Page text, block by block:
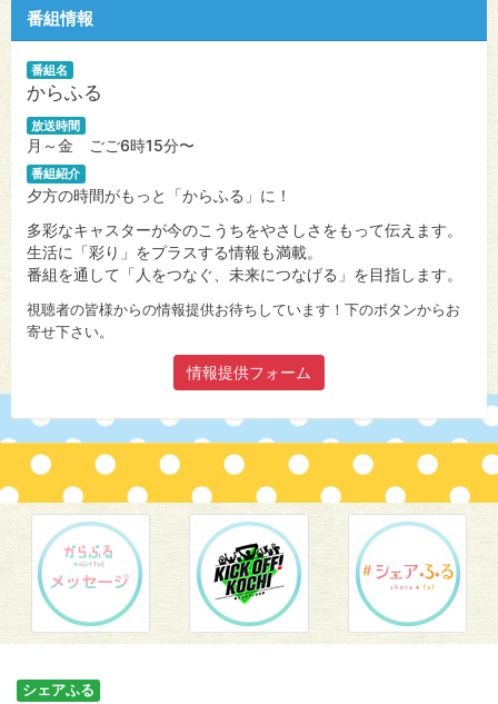
番組情報
番組名
からふる
放送時間
月～金 ごご6時15分〜
番組紹介
夕方の時間がもっと「からふる」に！
多彩なキャスターが今のこうちをやさしさをもって伝えます。
生活に「彩り」をプラスする情報も満載。
番組を通して「人をつなぐ、未来につなげる」を目指します。
視聴者の皆様からの情報提供お待ちしています！下のボタンからお
寄せ下さい。
情報提供フォーム
シェアふる